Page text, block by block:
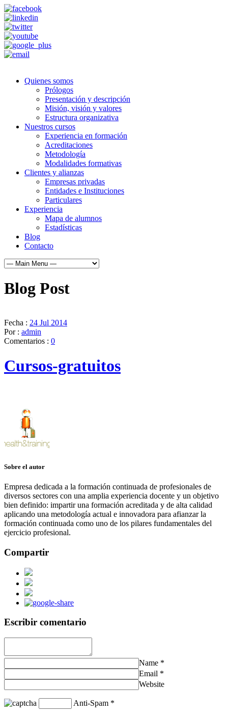
Quienes somos
Prólogos
Presentación y descripción
Misión, visión y valores
Estructura organizativa
Nuestros cursos
Experiencia en formación
Acreditaciones
Metodología
Modalidades formativas
Clientes y alianzas
Empresas privadas
Entidades e Instituciones
Particulares
Experiencia
Mapa de alumnos
Estadísticas
Blog
Contacto
Blog Post
Fecha : 24 Jul 2014
Por : admin
Comentarios : 0
Cursos-gratuitos
Sobre el autor
Empresa dedicada a la formación continuada de profesionales de
diversos sectores con una amplia experiencia docente y un objetivo
bien definido: impartir una formación acreditada y de alta calidad
aplicando una metodología actual e innovadora para afianzar la
formación continuada como uno de los pilares fundamentales del
ejercicio profesional.
Compartir
Escribir comentario
Name *
Email *
Website
Anti-Spam *